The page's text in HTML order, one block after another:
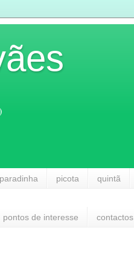
picota quintã
pontos de interesse contactos